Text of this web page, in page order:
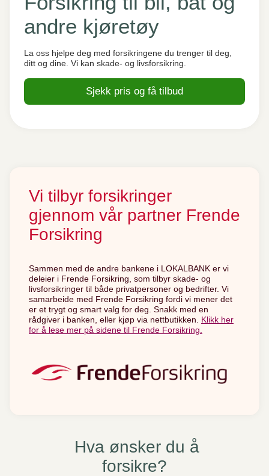
andre kjøretøy
La oss hjelpe deg med forsikringene du trenger til deg,
ditt og dine. Vi kan skade- og livsforsikring.
Sjekk pris og få tilbud
Vi tilbyr forsikringer
gjennom vår partner Frende
Forsikring
Sammen med de andre bankene i LOKALBANK er vi
deleier i Frende Forsikring, som tilbyr skade- og
livsforsikringer til både privatpersoner og bedrifter. Vi
samarbeide med Frende Forsikring fordi vi mener det
er et trygt og smart valg for deg. Snakk med en
rådgiver i banken, eller kjøp via nettbutikken. Klikk her
for å lese mer på sidene til Frende Forsikring.
Hva ønsker du å
forsikre?